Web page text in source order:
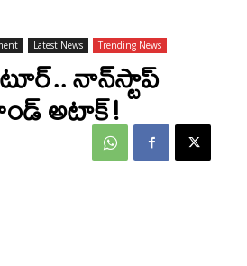
Latest News Trending News
టూర్.. నాన్‌స్టాప్
అటాక్!